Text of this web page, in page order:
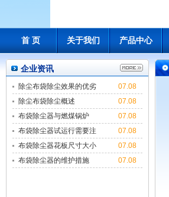
首 页 关于我们 产品中心
企业资讯
07.08
除尘布袋除尘效果的优劣
与多种因
07.08
除尘布袋除尘概述
07.08
布袋除尘器与燃煤锅炉
07.08
布袋除尘器试运行需要注
意哪些
07.08
布袋除尘器花板尺寸大小
07.08
布袋除尘器的维护措施